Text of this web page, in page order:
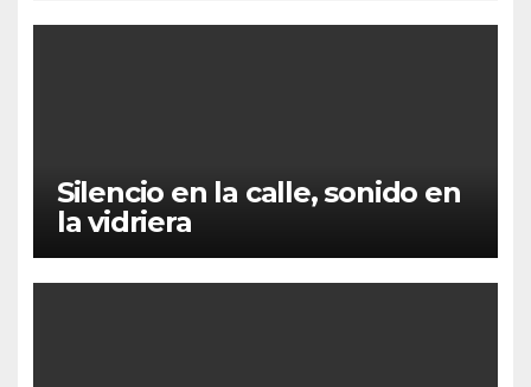
Silencio en la calle, sonido en
la vidriera